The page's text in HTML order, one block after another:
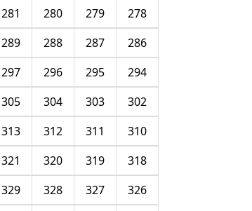
278
279
280
281
286
287
288
289
294
295
296
297
302
303
304
305
310
311
312
313
318
319
320
321
326
327
328
329